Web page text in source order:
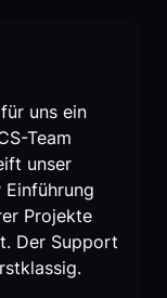
uns ein
Team
unser
Projekte
Der Support